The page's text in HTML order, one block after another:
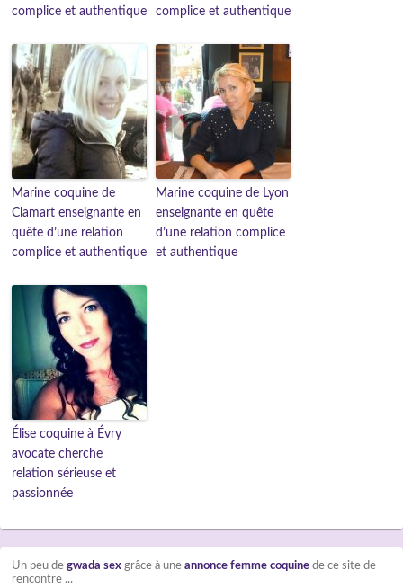
complice et authentique
complice et authentique
Marine coquine de
Clamart enseignante en
quête d’une relation
complice et authentique
Marine coquine de Lyon
enseignante en quête
d’une relation complice
et authentique
Élise coquine à Évry
avocate cherche
relation sérieuse et
passionnée
Un peu degwada sex grâce à uneannonce femme coquine de ce site de
rencontre ...